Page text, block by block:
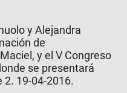
y Alejandra
de
y el V Congreso
se presentará
2. 19-04-2016.